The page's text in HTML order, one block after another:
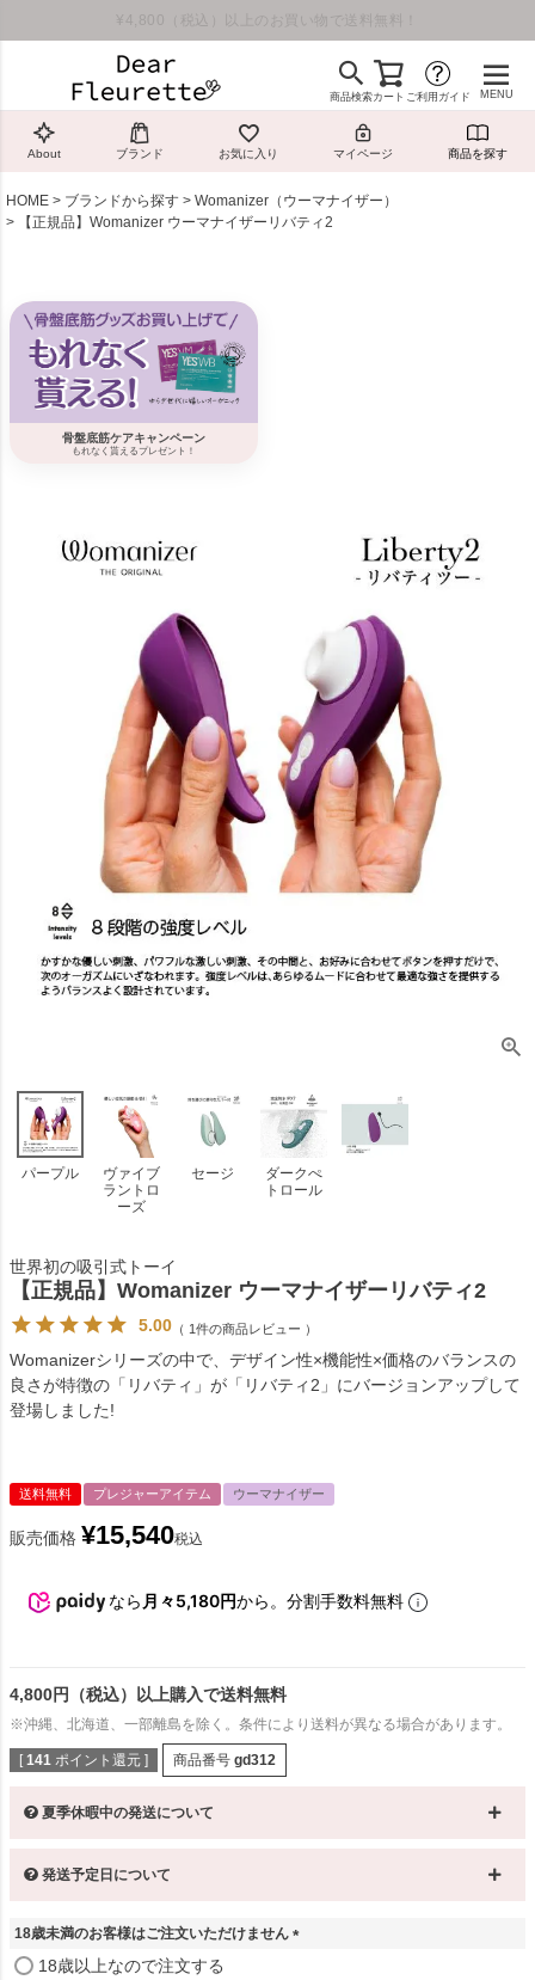
¥4,800（税込）以上のお買い物で送料無料！
商品検索カート ご利用ガイド MENU
About ブランド お気に入り マイページ 商品を探す
HOME ブランドから探す
Womanizer（ウーマナイザー）
【正規品】Womanizer ウーマナイザーリバティ2
骨盤底筋ケアキャンペーン
もれなく貰えるプレゼント！
パープル
ヴァイブ
ラントロ
ーズ
セージ
ダークぺ
トロール
世界初の吸引式トーイ
【正規品】Womanizer ウーマナイザーリバティ2
5.00 （ 1件の商品レビュー ）
Womanizerシリーズの中で、デザイン性×機能性×価格のバランスの
良さが特徴の「リバティ」が「リバティ2」にバージョンアップして
登場しました!
送料無料 プレジャーアイテム ウーマナイザー
販売価格 ¥15,540税込
なら 月々5,180円から。分割手数料無料
4,800円（税込）以上購入で送料無料
※沖縄、北海道、一部離島を除く。条件により送料が異なる場合があります。
[ 141 ポイント還元 ] 商品番号 gd312
夏季休暇中の発送について
発送予定日について
18歳未満のお客様はご注文いただけません
18歳以上なので注文する